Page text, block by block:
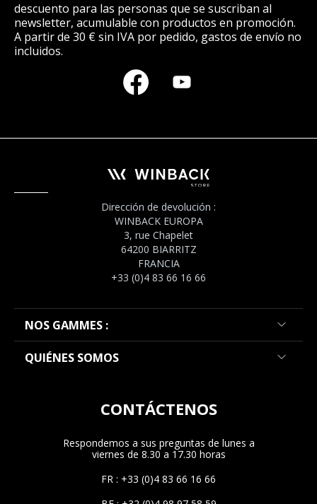
descuento para las personas que se suscriban al
newsletter, acumulable con productos en promoción.
A partir de 30 € sin IVA por pedido, gastos de envío no
incluidos.
Dirección de devolución :
WINBACK EUROPA
3, rue Chapelet
64200 BIARRITZ
FRANCIA
+33 (0)4 83 66 16 66
NOS GAMMES :
QUIÉNES SOMOS
CONTÁCTENOS
Respondemos a sus preguntas de lunes a
viernes de 8.30 a 17.30 horas
FR : +33 (0)4 83 66 16 66